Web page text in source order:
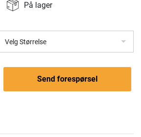
På lager
Velg Størrelse
Send forespørsel